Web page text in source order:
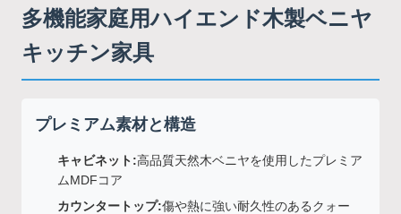
多機能家庭用ハイエンド木製ベニヤ
キッチン家具
プレミアム素材と構造
キャビネット:高品質天然木ベニヤを使用したプレミア
ムMDFコア
カウンタートップ:傷や熱に強い耐久性のあるクォー